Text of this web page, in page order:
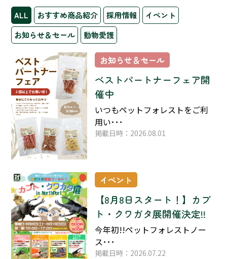
ALL おすすめ商品紹介 採用情報
イベント
お知らせ＆セール
動物愛護
お知らせ＆セール
ベストパートナーフェア開
催中
いつもペットフォレストをご利
用い･･･
掲載日時：2026.08.01
イベント
【8月8日スタート！】カブ
ト・クワガタ展開催決定!!
今年初!!ペットフォレストノー
ス･･･
掲載日時：2026.07.22